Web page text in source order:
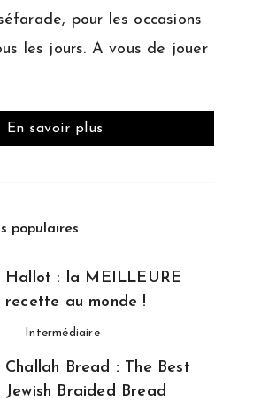
pour les occasions
les jours. A vous de jouer
En savoir plus
populaires
Hallot : la MEILLEURE
recette au monde !
Intermédiaire
Challah Bread : The Best
Jewish Braided Bread